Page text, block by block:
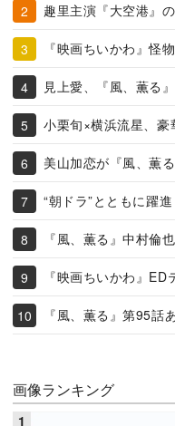
趣里主演『大空港』
『映画ちいかわ』怪
見上愛、『風、薫る
小栗旬×横浜流星、
美山加恋が『風、薫
“朝ドラ”とともに躍
『風、薫る』中村倫
『映画ちいかわ』
『風、薫る』第95話
画像ランキング